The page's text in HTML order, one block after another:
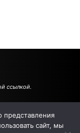
ссылкой.
НА САЙТЕ
представления
сайт, мы